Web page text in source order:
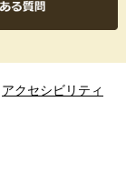
アクセシビリティ